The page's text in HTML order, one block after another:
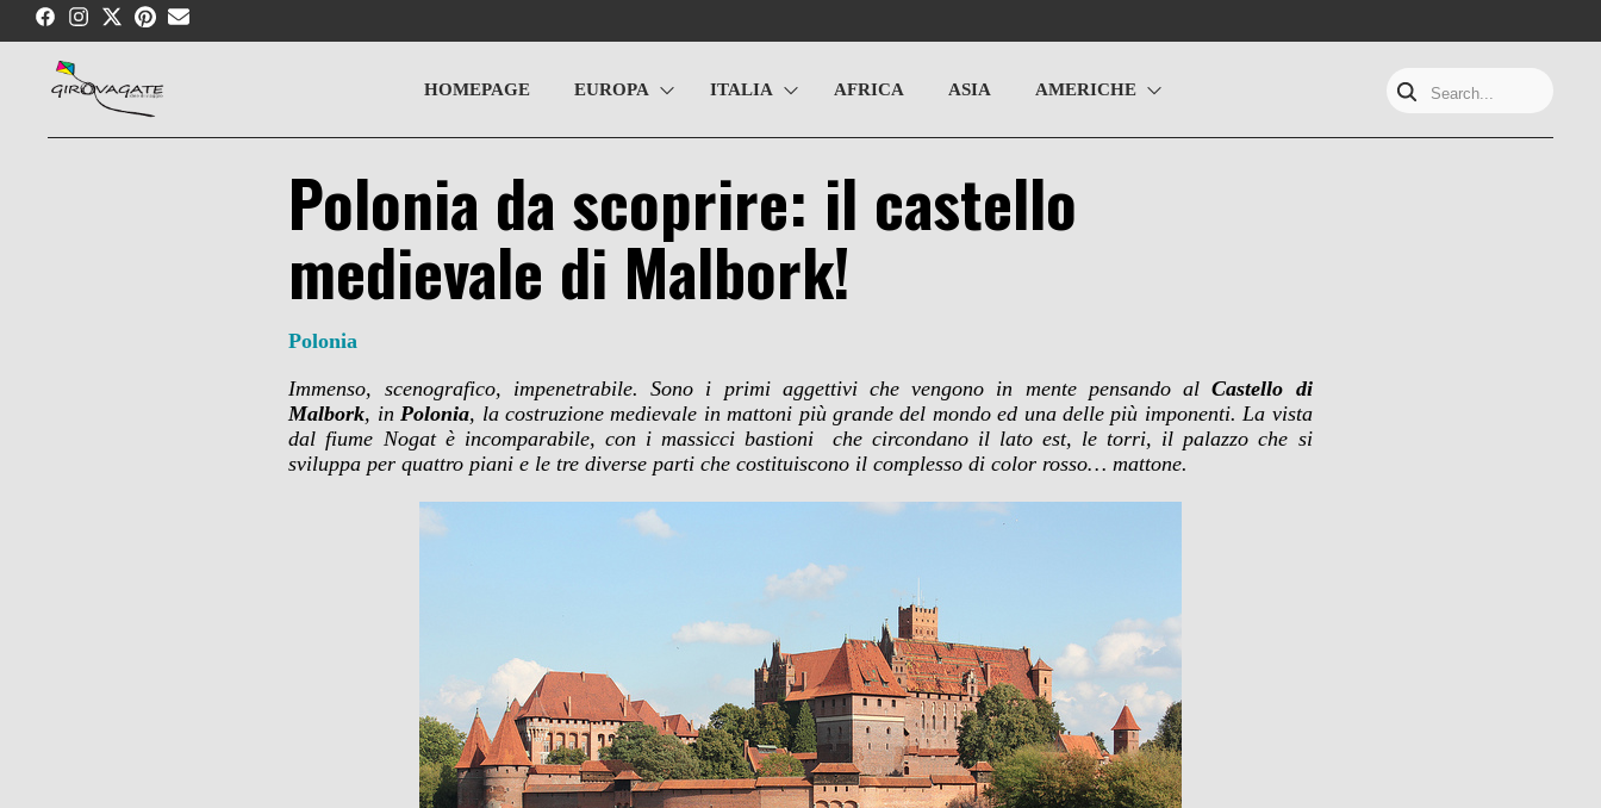
Skip
content
HOMEPAGE EUROPA ITALIA AFRICA ASIA AMERICHE
Search...
Polonia da scoprire: il castello
medievale di Malbork!
Polonia
Immenso, scenografico, impenetrabile. Sono i primi aggettivi che vengono in mente pensando alCastello di
Malbork, inPolonia, la costruzione medievale in mattoni più grande del mondoed una delle più imponenti. La vista
dal fiume Nogat è incomparabile, con i massicci bastioni che circondano il lato est, le torri, il palazzo che si
sviluppa per quattro piani e le tre diverse parti che costituiscono il complesso di color rosso… mattone.